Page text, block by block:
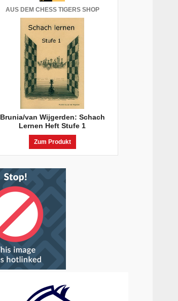
AUS DEM CHESS TIGERS SHOP
Brunia/van Wijgerden: Schach
Lernen Heft Stufe 1
Zum Produkt